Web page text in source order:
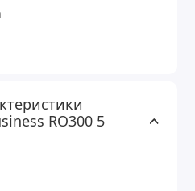
учреждения
механической очистки (5
фильтр (карбон-блок,
RO300 5